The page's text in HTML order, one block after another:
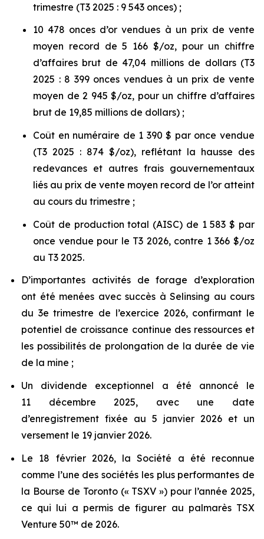
trimestre (T3 2025 : 9 543 onces) ;
10 478 onces d’or vendues à un prix de vente
moyen record de 5 166 $/oz, pour un chiffre
d’affaires brut de 47,04 millions de dollars (T3
2025 : 8 399 onces vendues à un prix de vente
moyen de 2 945 $/oz, pour un chiffre d’affaires
brut de 19,85 millions de dollars) ;
Coût en numéraire de 1 390 $ par once vendue
(T3 2025 : 874 $/oz), reflétant la hausse des
redevances et autres frais gouvernementaux
liés au prix de vente moyen record de l’or atteint
au cours du trimestre ;
Coût de production total (AISC) de 1 583 $ par
once vendue pour le T3 2026, contre 1 366 $/oz
au T3 2025.
D’importantes activités de forage d’exploration
ont été menées avec succès à Selinsing au cours
du 3e trimestre de l’exercice 2026, confirmant le
potentiel de croissance continue des ressources et
les possibilités de prolongation de la durée de vie
de la mine ;
Un dividende exceptionnel a été annoncé le
11 décembre 2025, avec une date
d’enregistrement fixée au 5 janvier 2026 et un
versement le 19 janvier 2026.
Le 18 février 2026, la Société a été reconnue
comme l’une des sociétés les plus performantes de
la Bourse de Toronto (« TSXV ») pour l’année 2025,
ce qui lui a permis de figurer au palmarès TSX
Venture 50™ de 2026.